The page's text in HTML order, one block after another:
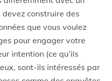
construire des
que vous voulez
pour engager votre
intention (ce qu’ils
sont-ils intéressés par